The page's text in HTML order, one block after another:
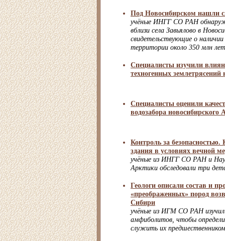
Под Новосибирском нашли
учёные ИНГГ СО РАН
вблизи села Завьялово в
свидетельствующие о
территории около 350 млн
Специалисты изучили
техногенных
Специалисты оценили
водозабора новосибирского
Контроль за
здания в условиях вечной
учёные из ИНГГ СО РАН и
Арктики обследовали три
Геологи описали состав и
«преображенных» пород
Сибири
учёные из ИГМ СО РАН
амфиболитов, чтобы
служить их предшественником